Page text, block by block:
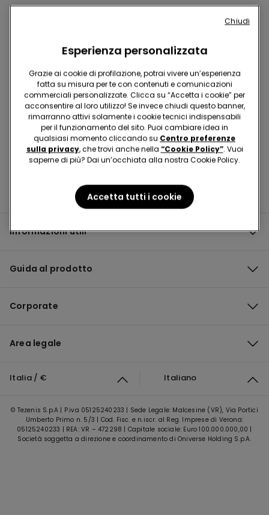
Trova negozio
Informazioni utili
Guida al prodotto
Corporate
Area legale
Italia / € Italiano
© Tezenis S.p.A | P.iva 05125240233 | Sede Legale: Malcesine (VR), Via Portici
Umberto Primo n. 5/3 | Cod. Fisc. e n.iscr. al Reg. Imprese di Verona:
05125240233 | REA: VR – 472298 | Capitale sociale: Euro 100.000.000,00 |
Società soggetta a direzione e coordinamento di Oniverse Holding S.p.A.
Esperienza personalizzata
Grazie ai cookie di profilazione, potrai vivere un’esperienza
fatta su misura per te con contenuti e comunicazioni
commerciali personalizzate. Clicca su “Accetta i cookie” per
acconsentire al loro utilizzo! Se invece chiudi questo banner,
rimarranno attivi solamente i cookie tecnici indispensabili
per il funzionamento del sito. Puoi cambiare idea in
qualsiasi momento cliccando su Centro preferenze
sulla privacy, che trovi anche nella “Cookie Policy”. Vuoi
saperne di più? Dai un’occhiata alla nostra Cookie Policy.
Accetta tutti i cookie
Chiudi